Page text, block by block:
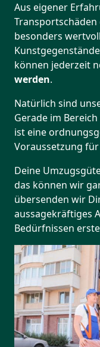
Aus eigener
besonders
können jederzeit
werden.
Natürlich sind
Gerade im
ist eine
Voraussetzung
Deine
das können wir
übersenden wir
aussagekräftiges
Bedürfnissen